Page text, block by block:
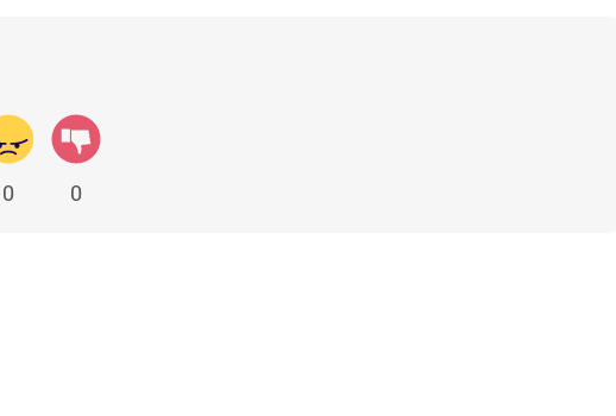
0 0